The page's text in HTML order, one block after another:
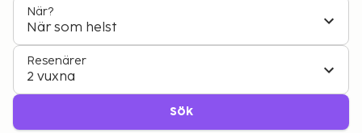
När?
När som helst
Resenärer
2 vuxna
Sök